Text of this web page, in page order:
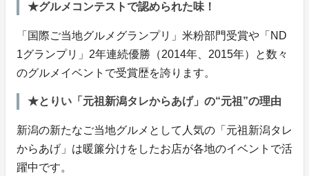
★グルメコンテストで認められた味！
「国際ご当地グルメグランプリ」米粉部門受賞や「ND
1グランプリ」2年連続優勝（2014年、2015年）と数々
のグルメイベントで受賞歴を誇ります。
★とりい「元祖新潟タレからあげ」の“元祖”の理由
新潟の新たなご当地グルメとして人気の「元祖新潟タレ
からあげ」は暖簾分けをしたお店が各地のイベントで活
躍中です。